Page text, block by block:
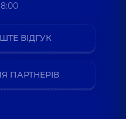
ВІДГУК
ПАРТНЕРІВ